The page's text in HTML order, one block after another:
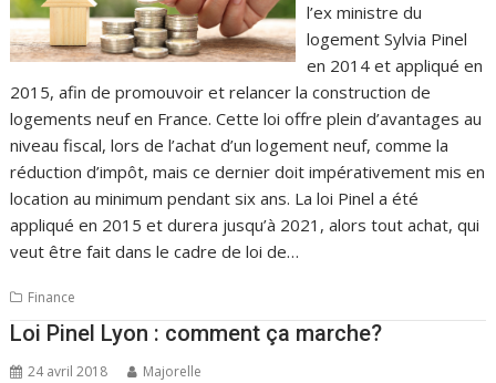
l’ex ministre du
logement Sylvia Pinel
en 2014 et appliqué en
2015, afin de promouvoir et relancer la construction de
logements neuf en France. Cette loi offre plein d’avantages au
niveau fiscal, lors de l’achat d’un logement neuf, comme la
réduction d’impôt, mais ce dernier doit impérativement mis en
location au minimum pendant six ans. La loi Pinel a été
appliqué en 2015 et durera jusqu’à 2021, alors tout achat, qui
veut être fait dans le cadre de loi de…
Finance
Loi Pinel Lyon : comment ça marche?
24 avril 2018 Majorelle